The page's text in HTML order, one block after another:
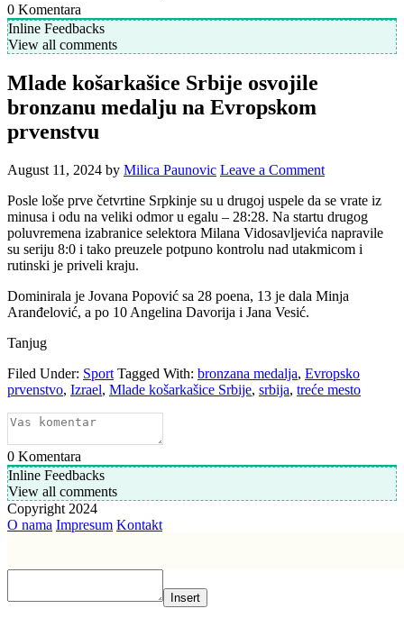
0 Komentara
Inline Feedbacks
View all comments
Mlade košarkašice Srbije osvojile
bronzanu medalju na Evropskom
prvenstvu
August 11, 2024 by Milica Paunovic Leave a Comment
Posle loše prve četvrtine Srpkinje su u drugoj uspele da se vrate iz
minusa i odu na veliki odmor u egalu – 28:28. Na startu drugog
poluvremena izabranice selektora Milana Vidosavljevića napravile
su seriju 8:0 i tako preuzele potpuno kontrolu nad utakmicom i
rutinski je priveli kraju.
Dominirala je Jovana Popović sa 28 poena, 13 je dala Minja
Aranđelović, a po 10 Angelina Davorija i Jana Vesić.
Tanjug
Filed Under: Sport Tagged With: bronzana medalja, Evropsko
prvenstvo, Izrael, Mlade košarkašice Srbije, srbija, treće mesto
0 Komentara
Inline Feedbacks
View all comments
Copyright 2024
O nama Impresum Kontakt
Insert